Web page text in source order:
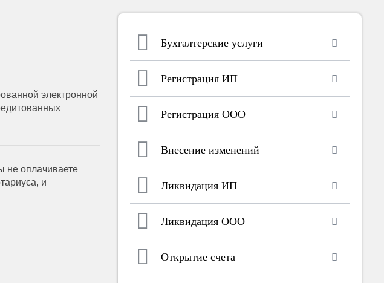
электронной
не оплачиваете
и
Бухгалтерские услуги
Регистрация ИП
Регистрация ООО
Внесение изменений
Ликвидация ИП
Ликвидация ООО
Открытие счета